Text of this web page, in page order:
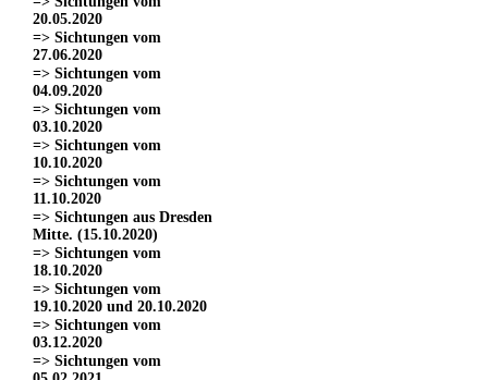
20.05.2020
=> Sichtungen vom
27.06.2020
=> Sichtungen vom
04.09.2020
=> Sichtungen vom
03.10.2020
=> Sichtungen vom
10.10.2020
=> Sichtungen vom
11.10.2020
=> Sichtungen aus Dresden
Mitte. (15.10.2020)
=> Sichtungen vom
18.10.2020
=> Sichtungen vom
19.10.2020 und 20.10.2020
=> Sichtungen vom
03.12.2020
=> Sichtungen vom